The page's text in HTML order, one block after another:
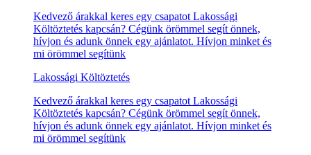
Kedvező árakkal keres egy csapatot Lakossági
Költöztetés kapcsán? Cégünk örömmel segít önnek,
hívjon és adunk önnek egy ajánlatot. Hívjon minket és
mi örömmel segítünk
Lakossági Költöztetés
Kedvező árakkal keres egy csapatot Lakossági
Költöztetés kapcsán? Cégünk örömmel segít önnek,
hívjon és adunk önnek egy ajánlatot. Hívjon minket és
mi örömmel segítünk